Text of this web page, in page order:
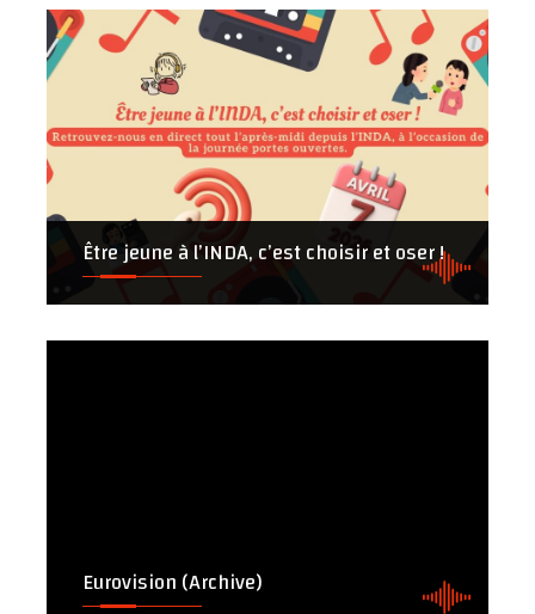
Être jeune à l’INDA, c’est choisir et oser !
Eurovision (Archive)